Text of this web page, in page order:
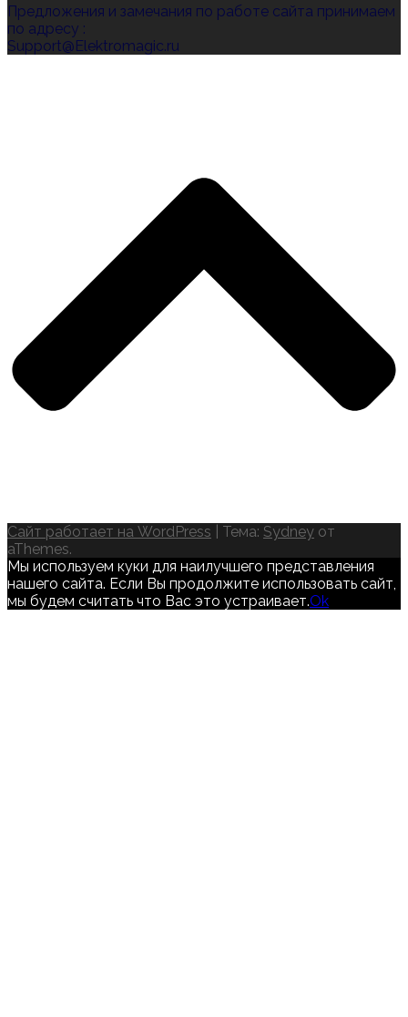
Предложения и замечания по работе сайта принимаем
по адресу :
Support@Elektromagic.ru
Сайт работает на WordPress Тема: Sydney от
aThemes.
Мы используем куки для наилучшего представления
нашего сайта. Если Вы продолжите использовать сайт,
мы будем считать что Вас это устраивает.Ok